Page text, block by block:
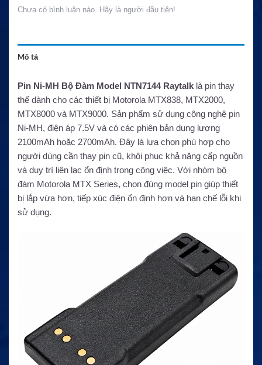
Chưa có bình luận nào. Hãy là người đầu tiên!
Mô tả
Pin Ni-MH Bộ Đàm Model NTN7144 Raytalk là pin thay
thế dành cho các thiết bị Motorola MTX838, MTX2000,
MTX8000 và MTX9000. Sản phẩm sử dụng công nghệ pin
Ni-MH, điện áp 7.5V và có các phiên bản dung lượng
2100mAh hoặc 2700mAh. Đây là lựa chọn phù hợp cho
người dùng cần thay pin cũ, khôi phục khả năng cấp nguồn
và duy trì liên lạc ổn định trong công việc. Với nhóm bộ
đàm Motorola MTX Series, chọn đúng model pin giúp thiết
bị lắp vừa hơn, tiếp xúc điện ổn định hơn và hạn chế lỗi khi
sử dụng.